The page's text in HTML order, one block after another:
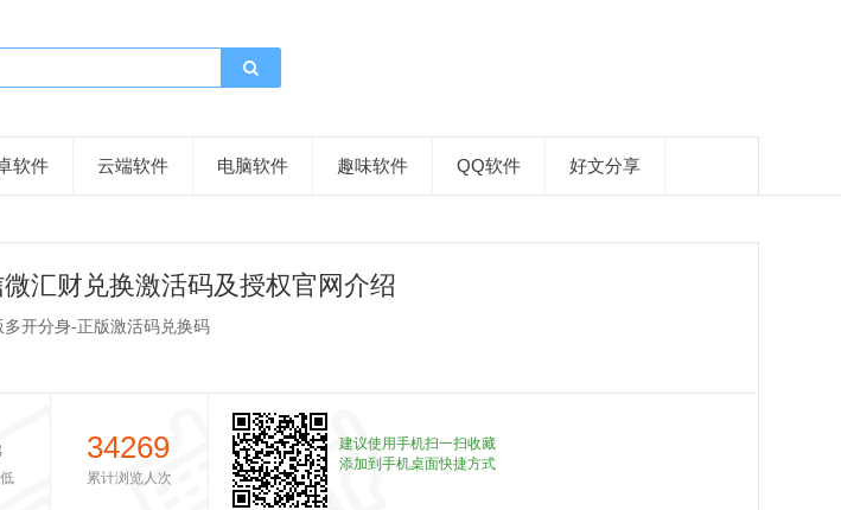
软件 云端软件 电脑软件 趣味软件 QQ软件 好文分享
汇财兑换激活码及授权官网介绍
开分身-正版激活码兑换码
34269
累计浏览人次
建议使用手机扫一扫收藏
添加到手机桌面快捷方式